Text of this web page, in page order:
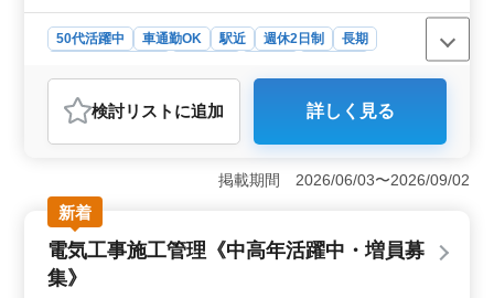
50代活躍中 車通勤OK 駅近 週休2日制
長期
おすすめポイント
＜アットホームで働きやすい環境＞ 社員同士の仲が良
く、シニア世代も活躍中の職場です。10年、20年と長期
で働くスタッフも多く、永年勤続表彰など社員を大切に
する制度があります。アットホームで安定した環境の
中、調剤事務の経験を活かしながら安心してキャリアを
築ける職場です。 ＜充実した福利厚生と休暇制度
＞ 賞与は年2回、前年度実績で計3.5ヶ月分としっかり
検討リスト に追加 詳しく見る
掲載期間 2026/06/03〜2026/09/02
新着
電気工事施工管理《中高年活躍中・増員募
集》